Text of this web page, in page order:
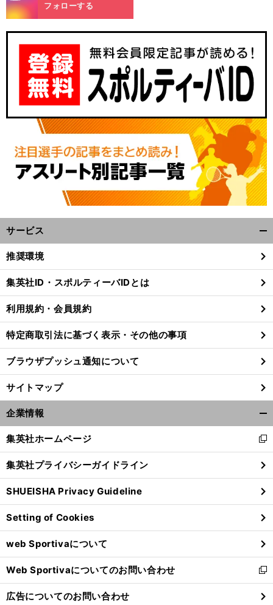
へ
フォローする
サービス
閉
る
推奨環境
集英社ID・スポルティーバIDとは
利用規約・会員規約
特定商取引法に基づく表示・その他の事項
ブラウザプッシュ通知について
サイトマップ
企業情報
閉
る
集英社ホームページ
新
し
い
ウ
ィ
ン
ド
ウ
で
開
く
集英社プライバシーガイドライン
SHUEISHA Privacy Guideline
Setting of Cookies
web Sportivaについて
Web Sportivaについてのお問い合わせ
新
し
い
広告についてのお問い合わせ